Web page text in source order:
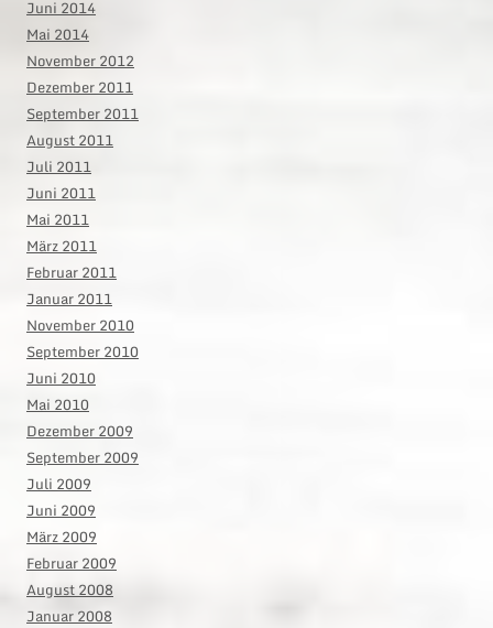
Juni 2014
Mai 2014
November 2012
Dezember 2011
September 2011
August 2011
Juli 2011
Juni 2011
Mai 2011
März 2011
Februar 2011
Januar 2011
November 2010
September 2010
Juni 2010
Mai 2010
Dezember 2009
September 2009
Juli 2009
Juni 2009
März 2009
Februar 2009
August 2008
Januar 2008